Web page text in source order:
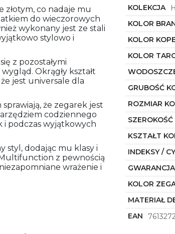
co nadaje mu
do wieczorowych
wykonany jest ze stali
stylowo i
z pozostałymi
Okrągły kształt
jest universale dla
że zegarek jest
codziennego
i podczas wyjątkowych
styl, dodając mu klasy i
z pewnością
wrażenie i
KOLEKCJA
KOLOR
KOLOR
KOLOR
GRUBOŚĆ
ROZMIAR
KSZTAŁT
INDEKSY /
GWARANCJA
KOLOR
MATERIAŁ
EAN